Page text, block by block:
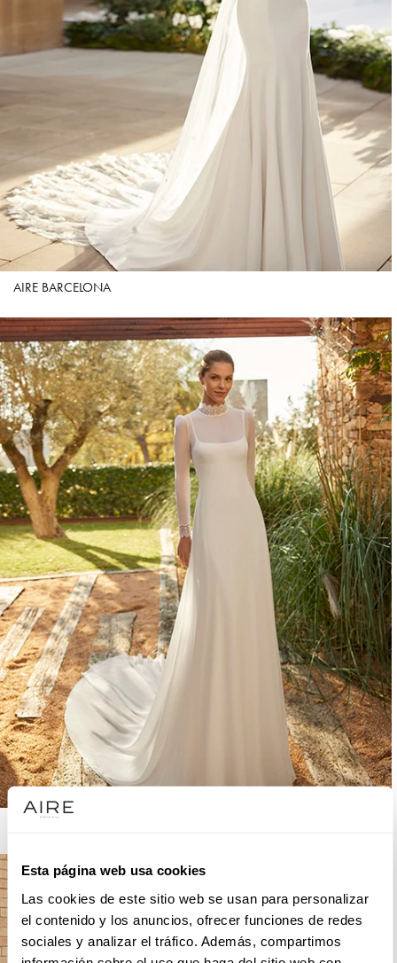
Esta página web usa cookies
Las cookies de este sitio web se usan para personalizar
el contenido y los anuncios, ofrecer funciones de redes
sociales y analizar el tráfico. Además, compartimos
AIRE BARCELONA